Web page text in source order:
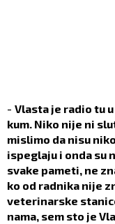
- Vlasta je radio tu
kum. Niko nije ni
mislimo da nisu
ispeglaju i onda su
svake pameti, ne
ko od radnika nije
veterinarske
nama, sem sto je